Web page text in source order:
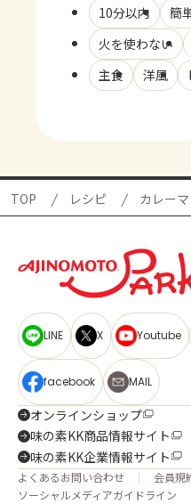
10分以内 簡
火を使わない
主食
洋風
TOP レシピ カレー
LINE X Youtube
facebook MAIL
オンラインショップ
味の素KK商品情報サイト
味の素KK企業情報サイト
よくあるお問い合わせ
会員規
ソーシャルメディアガイドライン